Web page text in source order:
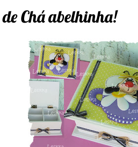
Chá abelhinha!